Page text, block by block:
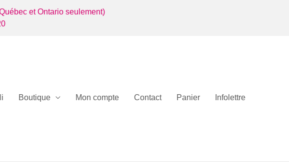
et Ontario seulement)
Boutique Mon compte Contact Panier Infolettre